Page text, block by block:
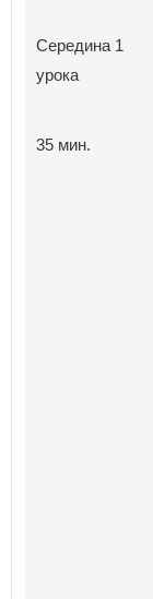
Середина 1
урока
35 мин.